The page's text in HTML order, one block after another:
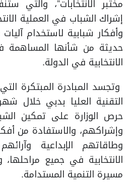
مختبر الانتخابات”، والتي
إشراك الشباب في العملية
وأفكار شبابية لاستخدام
حديثة من شأنها المساهمة
الانتخابية في الدولة.
وتجسد المبادرة المبتكرة
حرص الوزارة على تمكين
وإشراكهم، والاستفادة من
وطاقاتهم الإبداعية
الانتخابية في جميع
مسيرة التنمية المستدامة.